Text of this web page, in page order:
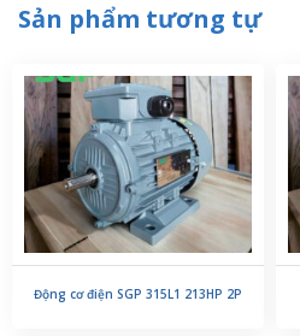
Sản phẩm tương tự
Động cơ điện SGP 315L1 213HP 2P